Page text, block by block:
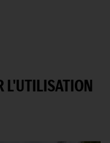
L'UTILISATION